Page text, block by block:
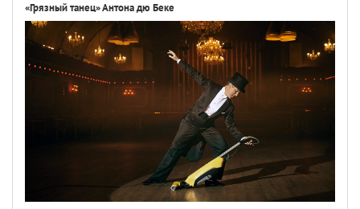
«Грязный танец» Антона дю Беке